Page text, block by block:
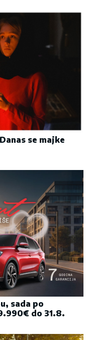
se majke
sada po
do 31.8.